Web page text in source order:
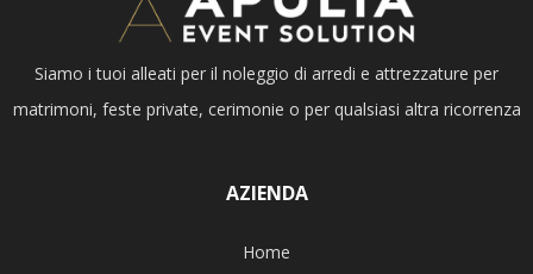
Siamo i tuoi alleati per il noleggio di arredi e attrezzature per
matrimoni, feste private, cerimonie o per qualsiasi altra ricorrenza
AZIENDA
Home